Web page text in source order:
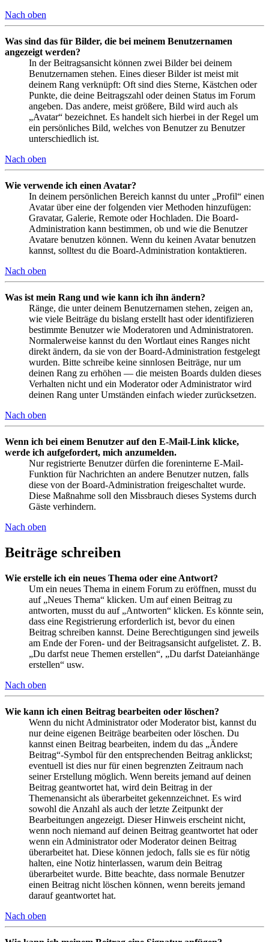
Nach oben
Was sind das für Bilder, die bei meinem Benutzernamen
angezeigt werden?
In der Beitragsansicht können zwei Bilder bei deinem
Benutzernamen stehen. Eines dieser Bilder ist meist mit
deinem Rang verknüpft: Oft sind dies Sterne, Kästchen oder
Punkte, die deine Beitragszahl oder deinen Status im Forum
angeben. Das andere, meist größere, Bild wird auch als
„Avatar“ bezeichnet. Es handelt sich hierbei in der Regel um
ein persönliches Bild, welches von Benutzer zu Benutzer
unterschiedlich ist.
Nach oben
Wie verwende ich einen Avatar?
In deinem persönlichen Bereich kannst du unter „Profil“ einen
Avatar über eine der folgenden vier Methoden hinzufügen:
Gravatar, Galerie, Remote oder Hochladen. Die Board-
Administration kann bestimmen, ob und wie die Benutzer
Avatare benutzen können. Wenn du keinen Avatar benutzen
kannst, solltest du die Board-Administration kontaktieren.
Nach oben
Was ist mein Rang und wie kann ich ihn ändern?
Ränge, die unter deinem Benutzernamen stehen, zeigen an,
wie viele Beiträge du bislang erstellt hast oder identifizieren
bestimmte Benutzer wie Moderatoren und Administratoren.
Normalerweise kannst du den Wortlaut eines Ranges nicht
direkt ändern, da sie von der Board-Administration festgelegt
wurden. Bitte schreibe keine sinnlosen Beiträge, nur um
deinen Rang zu erhöhen — die meisten Boards dulden dieses
Verhalten nicht und ein Moderator oder Administrator wird
deinen Rang unter Umständen einfach wieder zurücksetzen.
Nach oben
Wenn ich bei einem Benutzer auf den E-Mail-Link klicke,
werde ich aufgefordert, mich anzumelden.
Nur registrierte Benutzer dürfen die foreninterne E-Mail-
Funktion für Nachrichten an andere Benutzer nutzen, falls
diese von der Board-Administration freigeschaltet wurde.
Diese Maßnahme soll den Missbrauch dieses Systems durch
Gäste verhindern.
Nach oben
Beiträge schreiben
Wie erstelle ich ein neues Thema oder eine Antwort?
Um ein neues Thema in einem Forum zu eröffnen, musst du
auf „Neues Thema“ klicken. Um auf einen Beitrag zu
antworten, musst du auf „Antworten“ klicken. Es könnte sein,
dass eine Registrierung erforderlich ist, bevor du einen
Beitrag schreiben kannst. Deine Berechtigungen sind jeweils
am Ende der Foren- und der Beitragsansicht aufgelistet. Z. B.
„Du darfst neue Themen erstellen“, „Du darfst Dateianhänge
erstellen“ usw.
Nach oben
Wie kann ich einen Beitrag bearbeiten oder löschen?
Wenn du nicht Administrator oder Moderator bist, kannst du
nur deine eigenen Beiträge bearbeiten oder löschen. Du
kannst einen Beitrag bearbeiten, indem du das „Ändere
Beitrag“-Symbol für den entsprechenden Beitrag anklickst;
eventuell ist dies nur für einen begrenzten Zeitraum nach
seiner Erstellung möglich. Wenn bereits jemand auf deinen
Beitrag geantwortet hat, wird dein Beitrag in der
Themenansicht als überarbeitet gekennzeichnet. Es wird
sowohl die Anzahl als auch der letzte Zeitpunkt der
Bearbeitungen angezeigt. Dieser Hinweis erscheint nicht,
wenn noch niemand auf deinen Beitrag geantwortet hat oder
wenn ein Administrator oder Moderator deinen Beitrag
überarbeitet hat. Diese können jedoch, falls sie es für nötig
halten, eine Notiz hinterlassen, warum dein Beitrag
überarbeitet wurde. Bitte beachte, dass normale Benutzer
einen Beitrag nicht löschen können, wenn bereits jemand
darauf geantwortet hat.
Nach oben